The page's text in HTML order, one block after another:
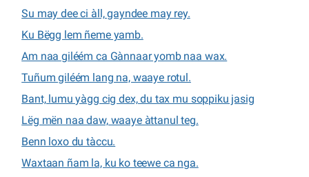
Su may dee ci àll, gayndee may rey.
Ku Bëgg lem ñeme yamb.
Am naa giléém ca Gànnaar yomb naa wax.
Tuñum giléém lang na, waaye rotul.
Bant, lumu yàgg cig dex, du tax mu soppiku jasig
Lëg mën naa daw, waaye àttanul teg.
Benn loxo du tàccu.
Waxtaan ñam la, ku ko teewe ca nga.